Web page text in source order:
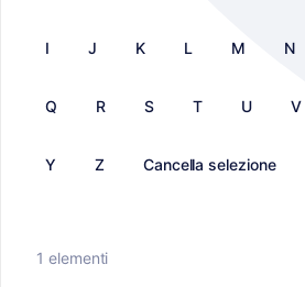
I J K L M N
Q R S T U V
Y Z Cancella selezione
1 elementi